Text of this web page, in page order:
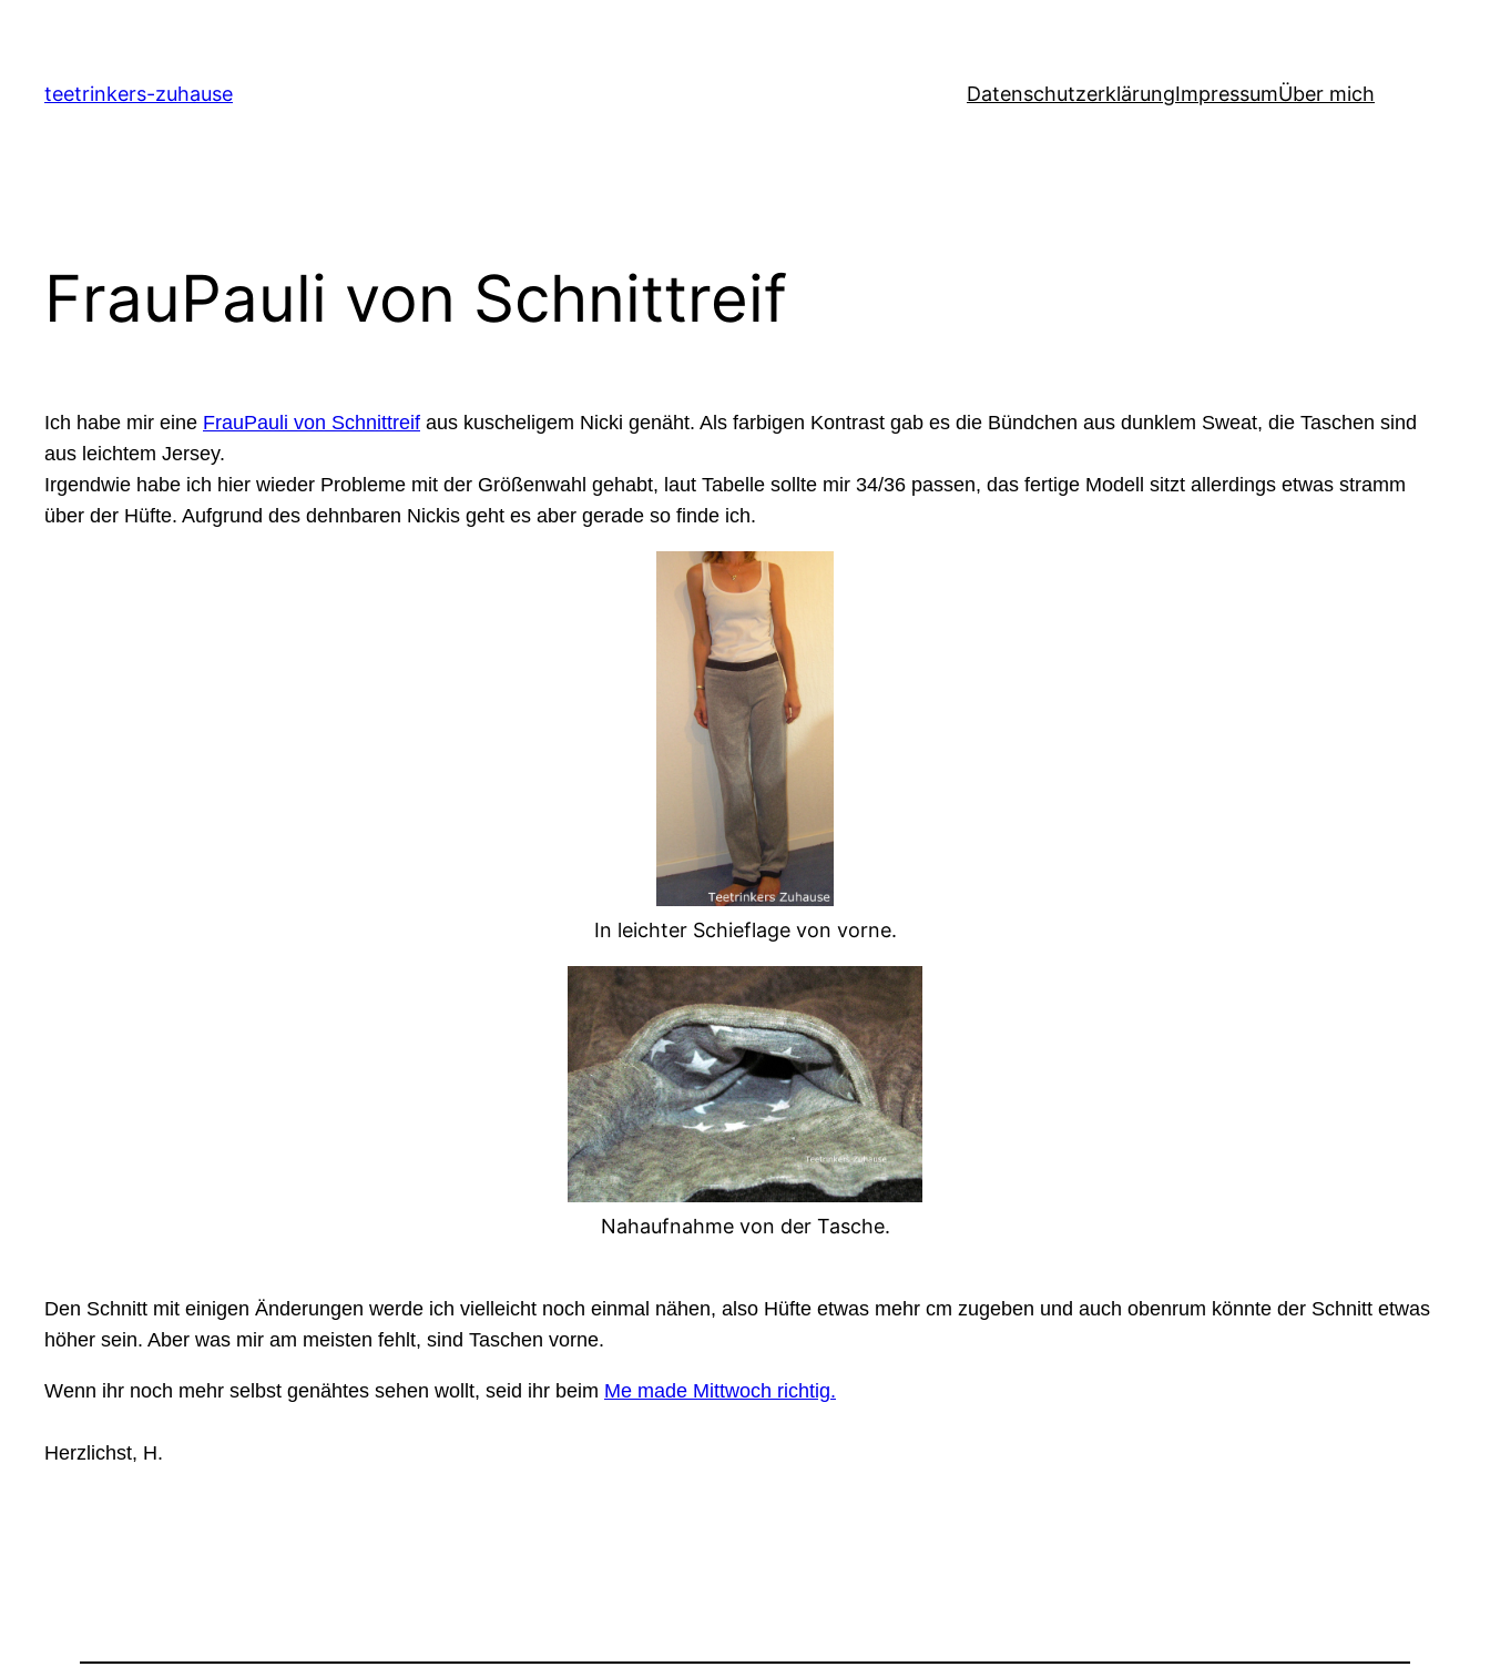
springen
teetrinkers-zuhause DatenschutzerklärungImpressumÜber mich
FrauPauli von Schnittreif
Ich habe mir eine FrauPauli von Schnittreif aus kuscheligem Nicki genäht. Als farbigen Kontrast gab es die Bündchen aus dunklem Sweat, die Taschen sind
aus leichtem Jersey.
Irgendwie habe ich hier wieder Probleme mit der Größenwahl gehabt, laut Tabelle sollte mir 34/36 passen, das fertige Modell sitzt allerdings etwas stramm
über der Hüfte. Aufgrund des dehnbaren Nickis geht es aber gerade so finde ich.
In leichter Schieflage von vorne.
Nahaufnahme von der Tasche.
Den Schnitt mit einigen Änderungen werde ich vielleicht noch einmal nähen, also Hüfte etwas mehr cm zugeben und auch obenrum könnte der Schnitt etwas
höher sein. Aber was mir am meisten fehlt, sind Taschen vorne.
Wenn ihr noch mehr selbst genähtes sehen wollt, seid ihr beim Me made Mittwoch richtig.
Herzlichst, H.